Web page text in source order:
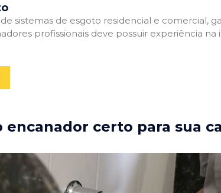
sistemas de esgoto residencial e comercial,
profissionais deve possuir experiência
encanador certo para sua